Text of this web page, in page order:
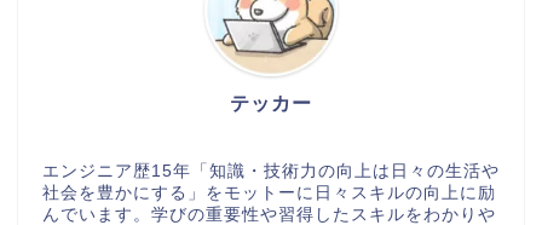
テッカー
エンジニア歴15年「知識・技術力の向上は日々の生活や
社会を豊かにする」をモットーに日々スキルの向上に励
んでいます。学びの重要性や習得したスキルをわかりや